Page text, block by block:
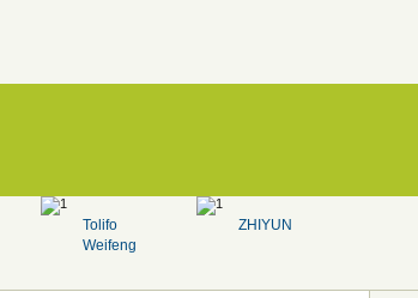
Tolifo
Weifeng
ZHIYUN